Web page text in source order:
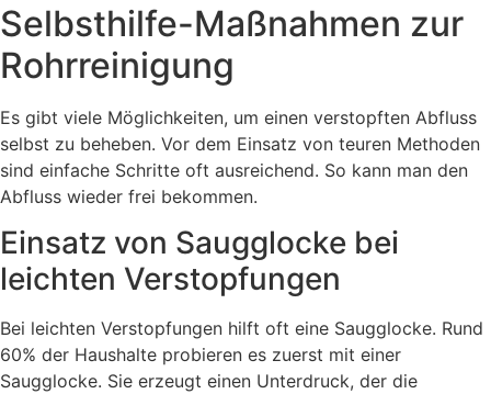
Selbsthilfe-Maßnahmen zur
Rohrreinigung
Es gibt viele Möglichkeiten, um einen verstopften Abfluss
selbst zu beheben. Vor dem Einsatz von teuren Methoden
sind einfache Schritte oft ausreichend. So kann man den
Abfluss wieder frei bekommen.
Einsatz von Saugglocke bei
leichten Verstopfungen
Bei leichten Verstopfungen hilft oft eine Saugglocke. Rund
60% der Haushalte probieren es zuerst mit einer
Saugglocke. Sie erzeugt einen Unterdruck, der die